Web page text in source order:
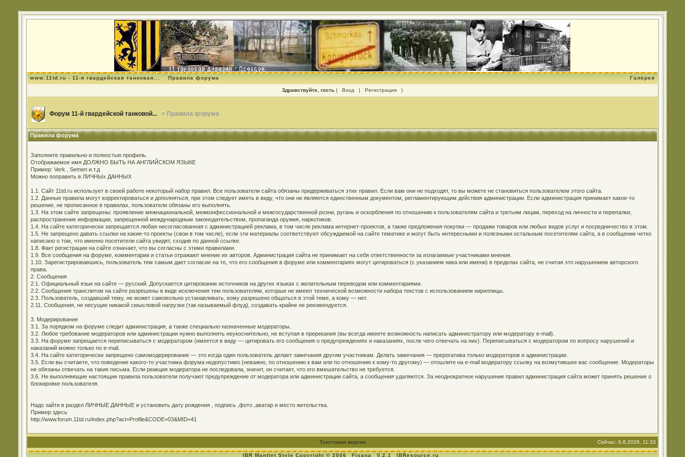
www.11td.ru - 11-я гвардейская танковая... Правила форума Галерея
Здравствуйте, гость ( Вход | Регистрация )
Форум 11-й гвардейской танковой... > Правила форума
Правила форума
Заполните правильно и полностью профиль.
Отображаемое имя ДОЛЖНО БЫТЬ НА АНГЛИЙСКОМ ЯЗЫКЕ
Пример: Verk , Semen и.т.д
Можно поправить в ЛИЧНЫх ДАННЫХ
1.1. Сайт 11td.ru использует в своей работе некоторый набор правил. Все пользователи сайта обязаны придерживаться этих правил. Если вам они не подходят, то вы можете не становиться пользователем этого сайта.
1.2. Данные правила могут корректироваться и дополняться, при этом следует иметь в виду, что они не являются единственным документом, регламентирующим действия администрации. Если администрация принимает какое-то
решение, не прописанное в правилах, пользователи обязаны его выполнять.
1.3. На этом сайте запрещены: проявление межнациональной, межконфессиональной и межгосударственной розни, ругань и оскорбления по отношению к пользователям сайта и третьим лицам, переход на личности и перепалки,
распространение информации, запрещенной международным законодательством, пропаганда оружия, наркотиков.
1.4. На сайте категорически запрещается любая несогласованная с администрацией реклама, в том числе реклама интернет-проектов, а также предложения покупки — продажи товаров или любых видов услуг и посредничество в этом.
1.5. Не запрещено давать ссылки на какие-то проекты (свои в том числе), если эти материалы соответствуют обсуждаемой на сайте тематике и могут быть интересными и полезными остальным посетителям сайта, а в сообщении четко
написано о том, что именно посетители сайта увидят, сходив по данной ссылке.
1.8. Факт регистрации на сайте означает, что вы согласны с этими правилами.
1.9. Все сообщения на форуме, комментарии и статьи отражают мнение их авторов. Администрация сайта не принимает на себя ответственности за излагаемые участниками мнения.
1.10. Зарегистрировавшись, пользователь тем самым дает согласие на то, что его сообщения в форуме или комментариях могут цитироваться (с указанием ника или имени) в пределах сайта, не считая это нарушением авторского
права.
2. Сообщения
2.1. Официальный язык на сайте — русский. Допускается цитирование источников на других языках с желательным переводом или комментариями.
2.2. Сообщения транслитом на сайте разрешены в виде исключения тем пользователям, которые не имеют технической возможности набора текстов с использованием кириллицы.
2.3. Пользователь, создавший тему, не может самовольно устанавливать, кому разрешено общаться в этой теме, а кому — нет.
2.11. Сообщения, не несущие никакой смысловой нагрузки (так называемый флуд), создавать крайне не рекомендуется.
3. Модерирование
3.1. За порядком на форуме следит администрация, а также специально назначенные модераторы.
3.2. Любое требование модераторов или администрации нужно выполнять неукоснительно, не вступая в пререкания (вы всегда имеете возможность написать администратору или модератору e-mail).
3.3. На форуме запрещается переписываться с модератором (имеется в виду — цитировать его сообщения о предупреждениях и наказаниях, после чего отвечать на них). Переписываться с модератором по вопросу нарушений и
наказаний можно только по e-mail.
3.4. На сайте категорически запрещено самомодерирование — это когда один пользователь делает замечания другим участникам. Делать замечания — прерогатива только модераторов и администрации.
3.5. Если вы считаете, что поведение какого-то участника форума недопустимо (неважно, по отношению к вам или по отношению к кому-то другому) — отошлите на e-mail модератору ссылку на возмутившее вас сообщение. Модераторы
не обязаны отвечать на такие письма. Если реакция модератора не последовала, значит, он считает, что его вмешательство не требуется.
3.6. Не выполняющие настоящие правила пользователи получают предупреждение от модератора или администрации сайта, а сообщения удаляются. За неоднократное нарушение правил администрация сайта может принять решение о
блокировке пользователя.
Надо зайти в раздел ЛИЧНЫЕ ДАННЫЕ и установить дату рождения , подпись ,фото ,аватар и место жительства.
Пример здесь
http://www.forum.11td.ru/index.php?act=Profile&CODE=03&MID=41
Текстовая версия Сейчас: 6.8.2026, 11:33
IBR Mantlet Style Copyright © 2006 Fisana V.2.1 IBResource.ru